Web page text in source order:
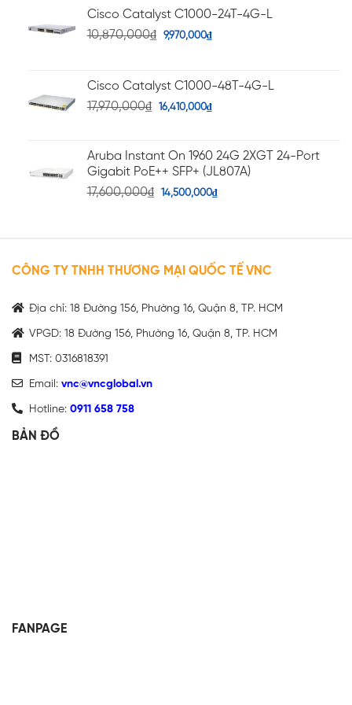
Cisco Catalyst C1000-24T-4G-L
10,870,000₫ 9,970,000₫
Cisco Catalyst C1000-48T-4G-L
17,970,000₫ 16,410,000₫
Aruba Instant On 1960 24G 2XGT 24-Port
Gigabit PoE++ SFP+ (JL807A)
17,600,000₫ 14,500,000₫
CÔNG TY TNHH THƯƠNG MẠI QUỐC TẾ VNC
Địa chỉ: 18 Đường 156, Phường 16, Quận 8, TP. HCM
VPGD: 18 Đường 156, Phường 16, Quận 8, TP. HCM
MST: 0316818391
Email: vnc@vncglobal.vn
Hotline: 0911 658 758
BẢN ĐỒ
FANPAGE